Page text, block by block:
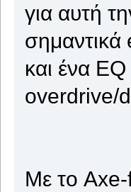
για αυτή
σημαντικά
και ένα
overdrive/
Με το Axe-